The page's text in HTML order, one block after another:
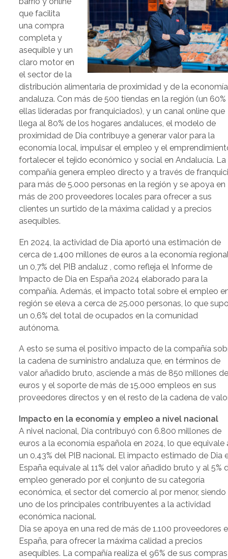
que facilita
una compra
completa y
asequible y un
claro motor en
el sector de la
distribución alimentaria de proximidad y de la economía
andaluza. Con más de 500 tiendas en la región (un 60%
ellas lideradas por franquiciados), y un canal online que
llega al 80% de los hogares andaluces, el modelo de
proximidad de Dia contribuye a generar valor para la
economía local, impulsar el empleo y el
fortalecer el tejido económico y social en Andalucía. La
compañía genera empleo directo y a través de
para más de 5.000 personas en la región y se apoya en
más de 200 proveedores locales para ofrecer a sus
clientes un surtido de la máxima calidad y a precios
asequibles.
En 2024, la actividad de Dia aportó una estimación de
cerca de 1.400 millones de euros a la economía
un 0,7% del PIB andaluz , como refleja el Informe de
Impacto de Dia en España 2024 elaborado para la
compañía. Además, el impacto total sobre el empleo
región se eleva a cerca de 25.000 personas, lo que
un 0,6% del total de ocupados en la comunidad
autónoma.
A esto se suma el positivo impacto de la compañía
la cadena de suministro andaluza que, en términos de
valor añadido bruto, asciende a más de 850 millones
euros y el soporte de más de 15.000 empleos en sus
proveedores directos y en el resto de la cadena de
Impacto en la economía y empleo a nivel nacional
A nivel nacional, Dia contribuyó con 6.800 millones de
euros a la economía española en 2024, lo que equivale
un 0,43% del PIB nacional. El impacto estimado de Dia
España equivale al 11% del valor añadido bruto y al 5%
empleo generado por el conjunto de su categoría
económica, el sector del comercio al por menor, siendo
uno de los principales contribuyentes a la actividad
económica nacional.
Dia se apoya en una red de más de 1.100 proveedores
España, para ofrecer la máxima calidad a precios
asequibles. La compañía realiza el 96% de sus